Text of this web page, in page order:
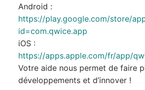
Android :
https://play.google.com/store/
id=com.qwice.app
iOS :
https://apps.apple.com/fr/app/
Votre aide nous permet de faire
développements et d’innover !